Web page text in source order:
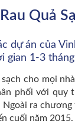
Quả
dự án của
gian 1-3
cho mọi
phối với quy
ra
cuối năm 2015.